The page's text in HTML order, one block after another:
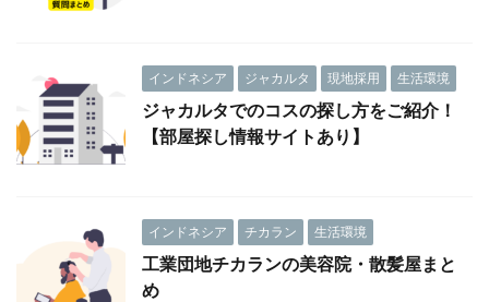
インドネシア ジャカルタ 現地採用 生活環境
ジャカルタでのコスの探し方をご紹介！
【部屋探し情報サイトあり】
インドネシア チカラン 生活環境
工業団地チカランの美容院・散髪屋まと
め